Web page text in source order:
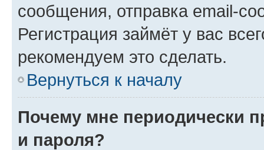
сообщения, отправка email-
Регистрация займёт у вас
рекомендуем это сделать.
Вернуться к началу
Почему мне периодически
и пароля?